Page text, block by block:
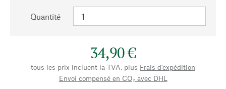
Quantité
34,90 €
tous les prix incluent la TVA, plus Frais d'expédition
Envoi compensé en CO₂ avec DHL